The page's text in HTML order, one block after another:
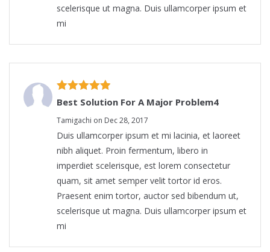
scelerisque ut magna. Duis ullamcorper ipsum et
mi
Best Solution For A Major Problem4
Tamigachi on Dec 28, 2017
Duis ullamcorper ipsum et mi lacinia, et laoreet
nibh aliquet. Proin fermentum, libero in
imperdiet scelerisque, est lorem consectetur
quam, sit amet semper velit tortor id eros.
Praesent enim tortor, auctor sed bibendum ut,
scelerisque ut magna. Duis ullamcorper ipsum et
mi